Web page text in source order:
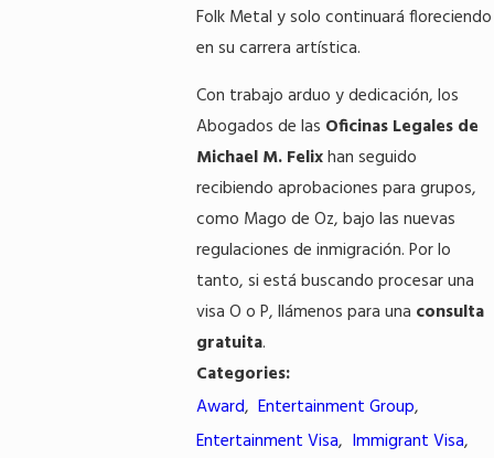
Folk Metal y solo continuará floreciendo
en su carrera artística.
Con trabajo arduo y dedicación, los
Abogados de las Oficinas Legales de
Michael M. Felixhan seguido
recibiendo aprobaciones para grupos,
como Mago de Oz, bajo las nuevas
regulaciones de inmigración. Por lo
tanto, si está buscando procesar una
visa O o P, llámenos para una consulta
gratuita.
Categories:
Award, Entertainment Group,
Entertainment Visa, Immigrant Visa,